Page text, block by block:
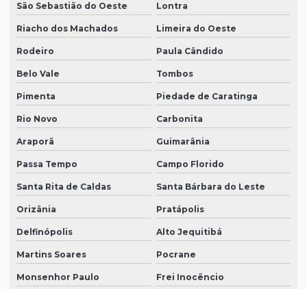
São Sebastião do Oeste Lontra
Riacho dos Machados Limeira do Oeste
Rodeiro Paula Cândido
Belo Vale Tombos
Pimenta Piedade de Caratinga
Rio Novo Carbonita
Araporã Guimarânia
Passa Tempo Campo Florido
Santa Rita de Caldas Santa Bárbara do Leste
Orizânia Pratápolis
Delfinópolis Alto Jequitibá
Martins Soares Pocrane
Monsenhor Paulo Frei Inocêncio